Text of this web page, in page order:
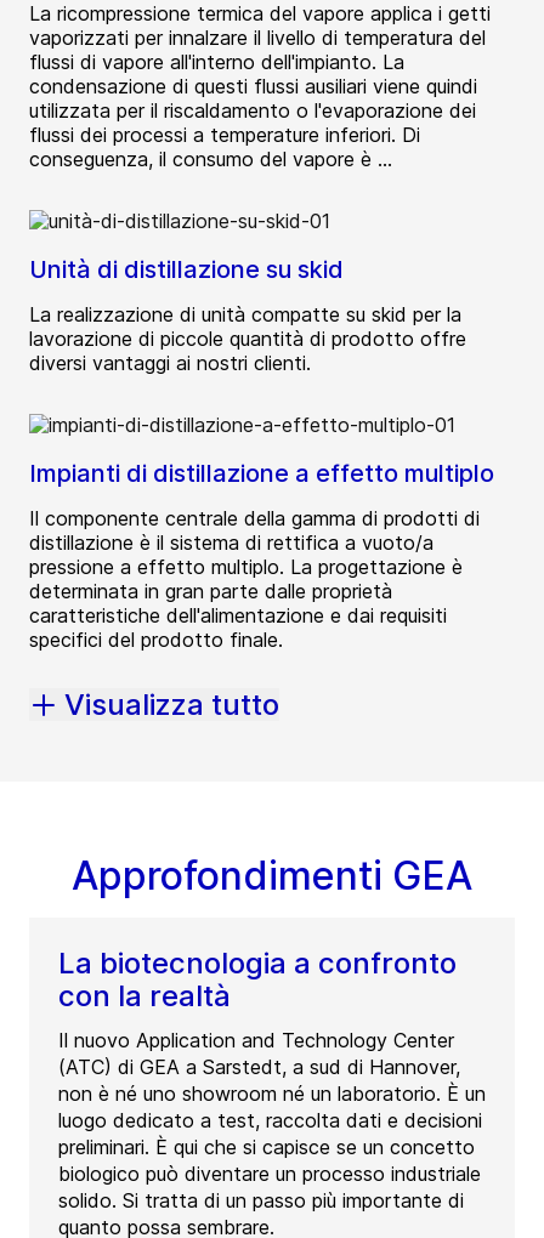
La ricompressione termica del vapore applica i getti
vaporizzati per innalzare il livello di temperatura del
flussi di vapore all'interno dell'impianto. La
condensazione di questi flussi ausiliari viene quindi
utilizzata per il riscaldamento o l'evaporazione dei
flussi dei processi a temperature inferiori. Di
conseguenza, il consumo del vapore è ...
Unità di distillazione su skid
La realizzazione di unità compatte su skid per la
lavorazione di piccole quantità di prodotto offre
diversi vantaggi ai nostri clienti.
Impianti di distillazione a effetto multiplo
Il componente centrale della gamma di prodotti di
distillazione è il sistema di rettifica a vuoto/a
pressione a effetto multiplo. La progettazione è
determinata in gran parte dalle proprietà
caratteristiche dell'alimentazione e dai requisiti
specifici del prodotto finale.
Visualizza tutto
Approfondimenti GEA
La biotecnologia a confronto
con la realtà
Il nuovo Application and Technology Center
(ATC) di GEA a Sarstedt, a sud di Hannover,
non è né uno showroom né un laboratorio. È un
luogo dedicato a test, raccolta dati e decisioni
preliminari. È qui che si capisce se un concetto
biologico può diventare un processo industriale
solido. Si tratta di un passo più importante di
quanto possa sembrare.